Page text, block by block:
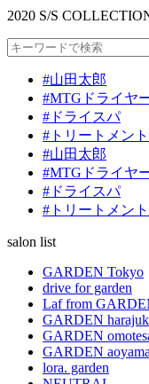
2020 S/S
#山田太郎
#MTGドライヤ
#ドライスパ
#トリートメント
#山田太郎
#MTGドライヤ
#ドライスパ
#トリートメント
salon list
GARDEN Tokyo
drive for garden
Laf from
GARDEN
GARDEN
GARDEN aoyama
lora. garden